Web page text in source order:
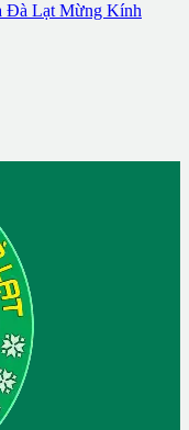
Đà Lạt Mừng Kính